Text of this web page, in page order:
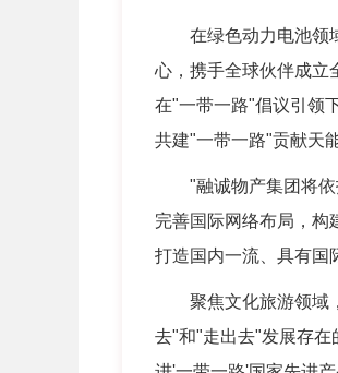
在绿色动力电池领域
心，携手全球伙伴成立
在"一带一路"倡议引领
共建"一带一路"贡献天
"融诚物产集团将依托
完善国际网络布局，构
打造国内一流、具有国
聚焦文化旅游领域，
去"和"走出去"发展存在